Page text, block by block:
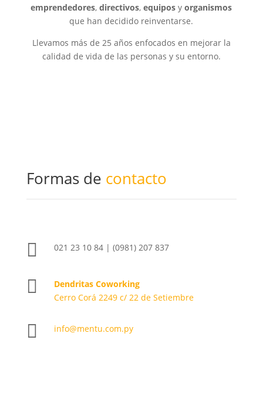
emprendedores,directivos,equipos yorganismos
que han decidido reinventarse.
Llevamos más de 25 años enfocados en mejorar la
calidad de vida de las personas y su entorno.
Formas de contacto
 021 23 10 84 | (0981) 207 837

Dendritas Coworking
Cerro Corá 2249 c/ 22 de Setiembre
 info@mentu.com.py